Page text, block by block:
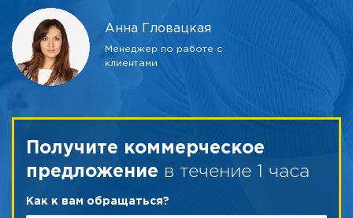
Анна Гловацкая
Менеджер по работе с
клиентами
Получите коммерческое
предложение в течение 1 часа
Как к вам обращаться?